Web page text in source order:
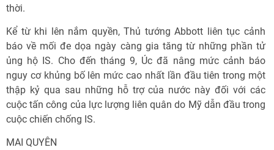
thời.
Kể từ khi lên nắm quyền, Thủ tướng Abbott liên tục cảnh
báo về mối đe dọa ngày càng gia tăng từ những phần tử
ủng hộ IS. Cho đến tháng 9, Úc đã nâng mức cảnh báo
nguy cơ khủng bố lên mức cao nhất lần đầu tiên trong một
thập kỷ qua sau những hỗ trợ của nước này đối với các
cuộc tấn công của lực lượng liên quân do Mỹ dẫn đầu trong
cuộc chiến chống IS.
MAI QUYÊN